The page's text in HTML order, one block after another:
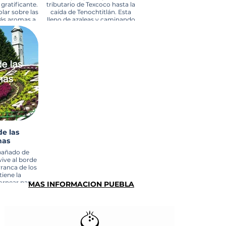
gratificante.
sobre las
aromas a
su gente.
mujeres
su falda,
donde
y
del lugar.
y los
una nueva
tributario de Texcoco hasta la
caída de Tenochtitlán. Esta
lleno de azaleas y caminando
las
de
al borde
de los
la
pan
fabricar
MAS INFORMACION PUEBLA